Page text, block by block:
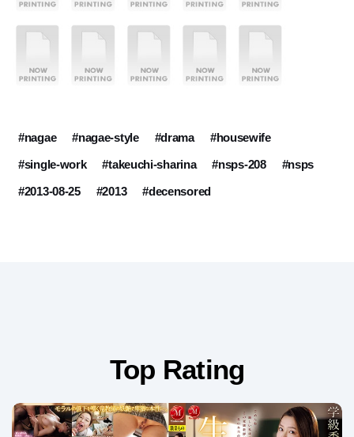
#nagae #nagae-style #drama
#housewife
#single-work
#takeuchi-sharina #nsps-208
#nsps
#2013-08-25
#2013 #decensored
Top Rating